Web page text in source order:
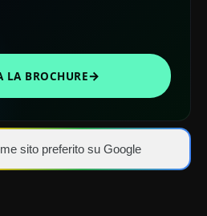
LA BROCHURE→
sito preferito su Google